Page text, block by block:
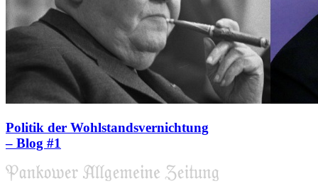
Politik der Wohlstandsvernichtung
– Blog #1